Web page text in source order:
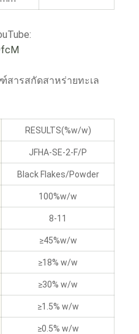
ารสกัดสาหร่ายทะเล
RESULTS(%w/w)
JFHA-SE-2-F/P
Black Flakes/Powder
100%w/w
8-11
≥45%w/w
≥18% w/w
≥30% w/w
≥1.5% w/w
≥0.5% w/w